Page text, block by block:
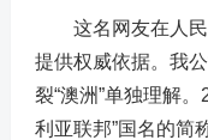
这名网友在 人
提供权威依据。我
裂“澳洲”单独理解
利亚联邦”国名的简